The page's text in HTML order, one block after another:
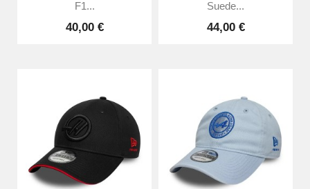
F1...
40,00 €
Suede...
44,00 €